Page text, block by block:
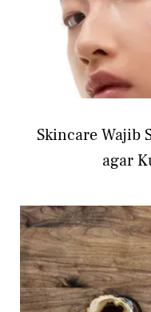
Skincare Wajib
agar